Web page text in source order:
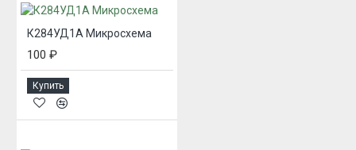
К284УД1А Микросхема
100 ₽
Купить